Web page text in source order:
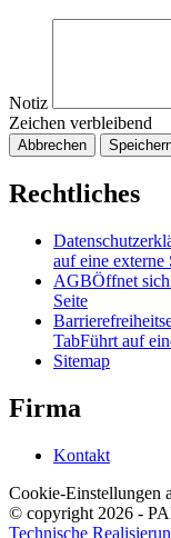
Notiz
Zeichen verbleibend
Abbrechen
Rechtliches
auf eine externe
AGBÖffnet
Seite
TabFührt auf
Sitemap
Firma
Kontakt
Cookie-Einstellungen
© copyright 2026 -
Technische